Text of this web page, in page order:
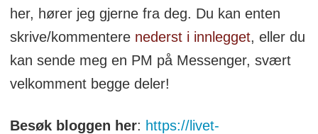
her, hører jeg gjerne fra deg. Du kan enten
skrive/kommentere nederst i innlegget, eller du
kan sende meg en PM på Messenger, svært
velkomment begge deler!
Besøk bloggen her: https://livet-